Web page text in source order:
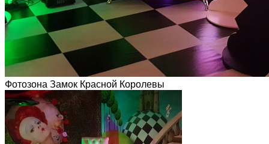
Фотозона Замок Красной Королевы